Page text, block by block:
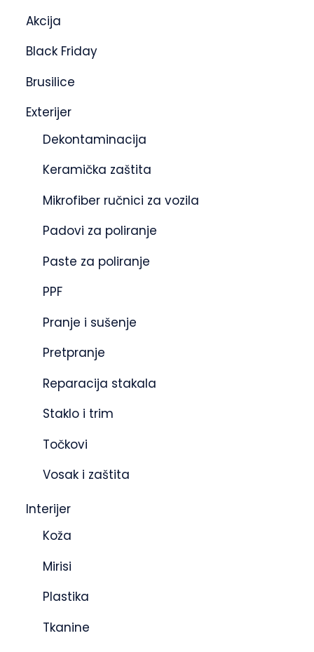
Akcija
Black Friday
Brusilice
Exterijer
Dekontaminacija
Keramička zaštita
Mikrofiber ručnici za vozila
Padovi za poliranje
Paste za poliranje
PPF
Pranje i sušenje
Pretpranje
Reparacija stakala
Staklo i trim
Točkovi
Vosak i zaštita
Interijer
Koža
Mirisi
Plastika
Tkanine